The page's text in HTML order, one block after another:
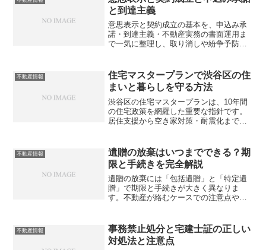
と到達主義
意思表示と契約成立の基本を、申込み承
諾・到達主義・不動産実務の書面運用ま
で一気に整理し、取り消しや紛争予防の
すか？
不動産情報
住宅マスタープランで渋谷区の住
まいと暮らしを守る方法
渋谷区の住宅マスタープランは、10年間
の住宅政策を網羅した重要な指針です。
居住支援から空き家対策・耐震化まで、
不動産情報
遺贈の放棄はいつまでできる？期
限と手続きを完全解説
遺贈の放棄には「包括遺贈」と「特定遺
贈」で期限と手続きが大きく異なりま
す。不動産が絡むケースでの注意点や相
不動産情報
事務禁止処分と宅建士証の正しい
対処法と注意点